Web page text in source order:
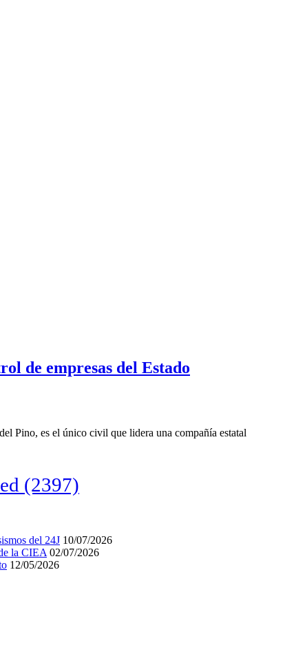
de empresas del Estado
Pino, es el único civil que lidera una compañía estatal
(2397)
del 24J 10/07/2026
la CIEA 02/07/2026
12/05/2026